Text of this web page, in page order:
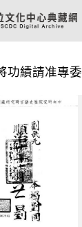
功績請准專委